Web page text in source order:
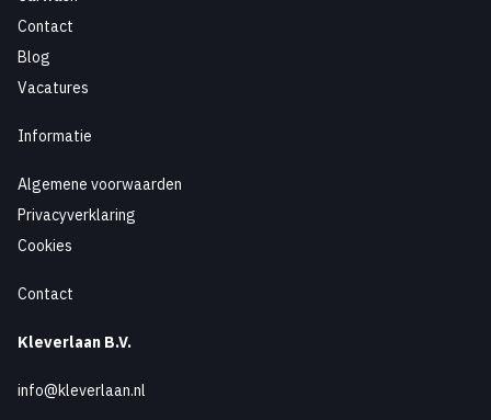
Contact
Blog
Vacatures
Informatie
Algemene voorwaarden
Privacyverklaring
Cookies
Contact
Kleverlaan B.V.
info@kleverlaan.nl